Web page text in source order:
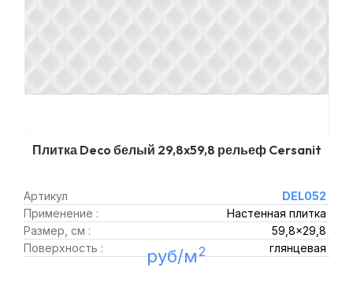
Плитка Deco белый 29,8x59,8 рельеф Cersanit
Артикул
DEL052
Применение :
Настенная плитка
Размер, см :
59,8x29,8
Поверхность :
глянцевая
руб/м2